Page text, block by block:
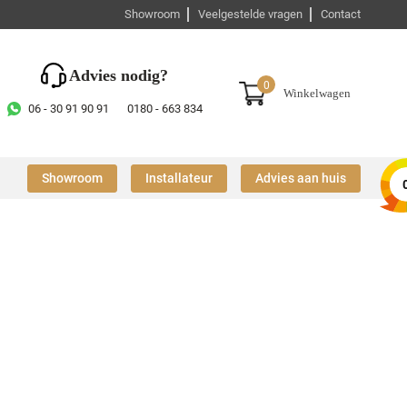
Showroom Veelgestelde vragen Contact
Advies nodig?
06 - 30 91 90 91 0180 - 663 834
0
Winkelwagen
Showroom Installateur Advies aan huis